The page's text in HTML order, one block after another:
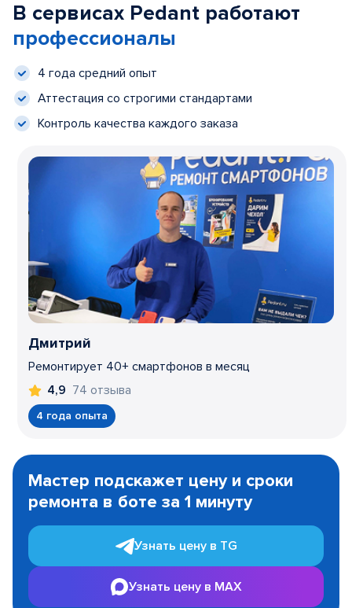
В сервисах Pedant работают
профессионалы
4 года средний опыт
Аттестация со строгими стандартами
Контроль качества каждого заказа
Дмитрий
Ремонтирует 40+ смартфонов в месяц
4,9 74 отзыва
4 года опыта
1
Мастер подскажет цену и сроки
ремонта в боте за 1 минуту
Узнать цену в TG
Узнать цену в MAX